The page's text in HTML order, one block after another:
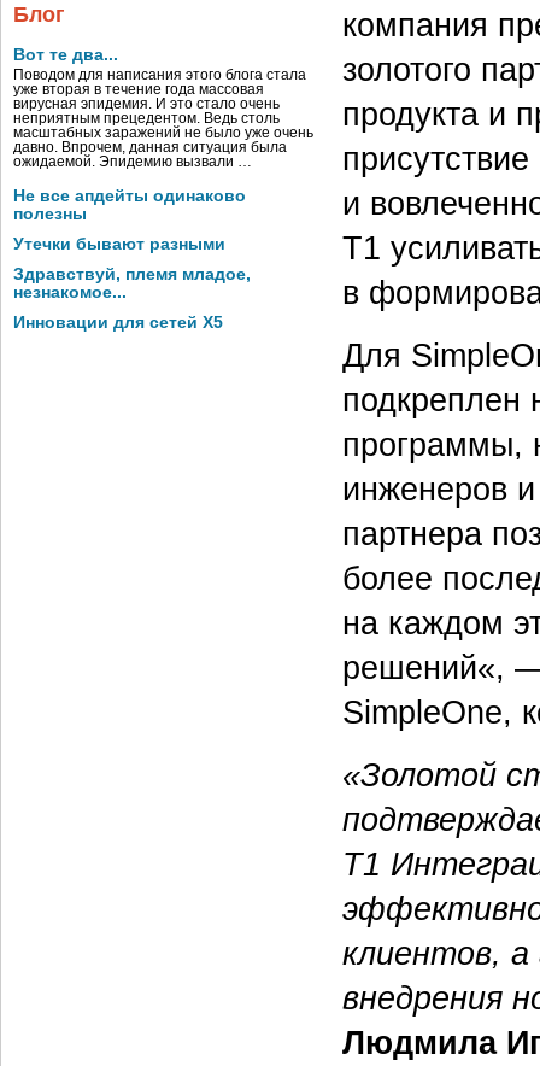
Блог
Вот те два...
Поводом для написания этого блога стала
уже вторая в течение года массовая
вирусная эпидемия. И это стало очень
неприятным прецедентом. Ведь столь
масштабных заражений не было уже очень
давно. Впрочем, данная ситуация была
ожидаемой. Эпидемию вызвали …
Не все апдейты одинаково
полезны
Утечки бывают разными
Здравствуй, племя младое,
незнакомое...
Инновации для сетей X5
компания
золотого
продукта и
и
Т1
в
Для
подкреплен
программы,
инженеров
партнера
более
на каждом
решений«,
SimpleOne,
«Золотой
Т1
клиентов,
внедрения
Людмила